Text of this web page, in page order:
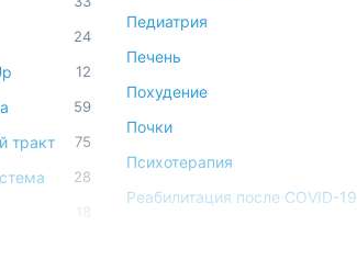
24
12
59
тракт 75
28
18
Педиатрия
Печень
Похудение
Почки
Психотерапия
Реабилитация после COVID-19